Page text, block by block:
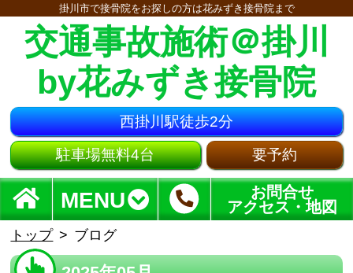
掛川市で接骨院をお探しの方は花みずき接骨院まで
交通事故施術＠掛川
by花みずき接骨院
西掛川駅徒歩2分
駐車場無料4台 要予約
MENU
お問合せ
アクセス・地図
トップ ブログ